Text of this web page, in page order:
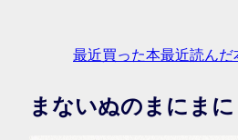
最近買った本最近読んだ
まないぬのまにまに